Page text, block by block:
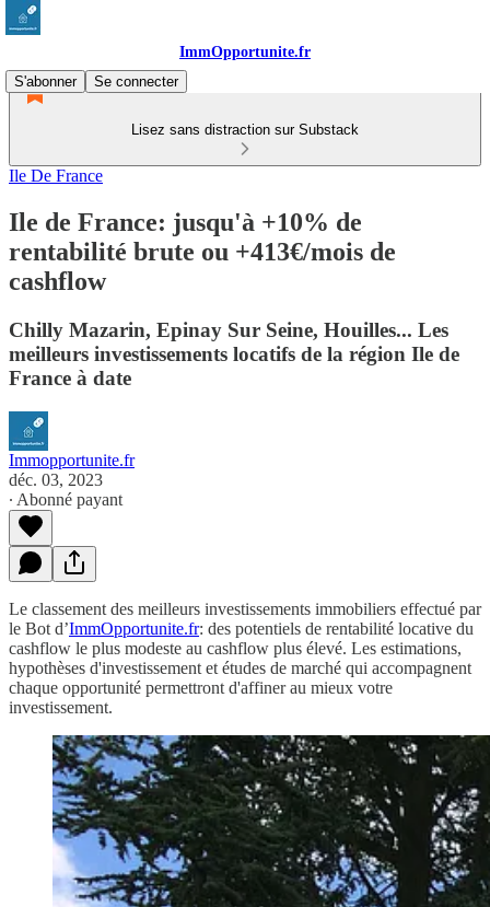
ImmOpportunite.fr
S'abonner
Se connecter
Lisez sans distraction sur Substack
Ile De France
Ile de France: jusqu'à +10% de
rentabilité brute ou +413€/mois de
cashflow
Chilly Mazarin, Epinay Sur Seine, Houilles... Les
meilleurs investissements locatifs de la région Ile de
France à date
Immopportunite.fr
déc. 03, 2023
∙ Abonné payant
Le classement des meilleurs investissements immobiliers effectué par
le Bot d’ImmOpportunite.fr: des potentiels de rentabilité locative du
cashflow le plus modeste au cashflow plus élevé. Les estimations,
hypothèses d'investissement et études de marché qui accompagnent
chaque opportunité permettront d'affiner au mieux votre
investissement.